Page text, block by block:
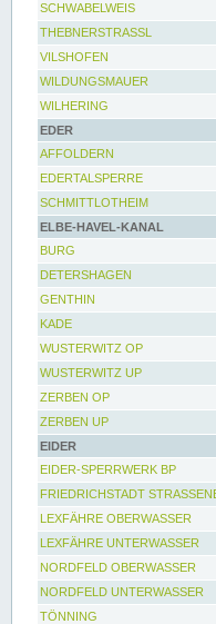
SCHWABELWEIS
THEBNERSTRASSL
VILSHOFEN
WILDUNGSMAUER
WILHERING
EDER
AFFOLDERN
EDERTALSPERRE
SCHMITTLOTHEIM
ELBE-HAVEL-KANAL
BURG
DETERSHAGEN
GENTHIN
KADE
WUSTERWITZ OP
WUSTERWITZ UP
ZERBEN OP
ZERBEN UP
EIDER
EIDER-SPERRWERK BP
FRIEDRICHSTADT
LEXFÄHRE OBERWASSER
LEXFÄHRE UNTERWASSER
NORDFELD OBERWASSER
NORDFELD UNTERWASSER
TÖNNING